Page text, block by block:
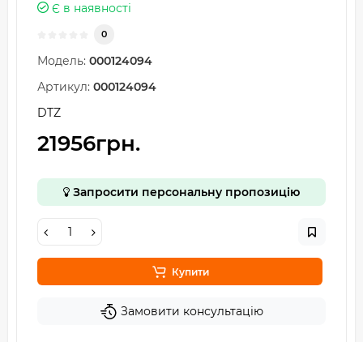
Є в наявності
0
Модель: 000124094
Артикул: 000124094
DTZ
21956грн.
Запросити персональну пропозицію
Купити
Замовити консультацію